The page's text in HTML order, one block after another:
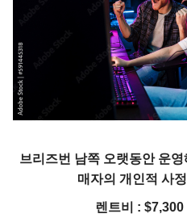
브리즈번 남쪽 오랫동안 운
매자의 개인적 사
렌트비 :